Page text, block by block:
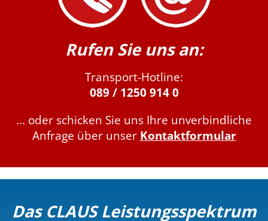
Rufen Sie uns an:
Transport-Hotline:
089 / 1250 914 0
... oder schicken Sie uns Ihre unverbindliche
Anfrage über unser Kontaktformular
Das CLAUS Leistungsspektrum